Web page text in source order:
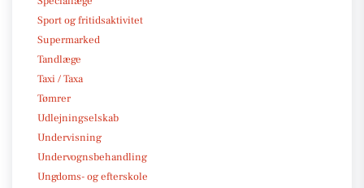
Sport og fritidsaktivitet
Supermarked
Tandlæge
Taxi / Taxa
Tømrer
Udlejningselskab
Undervisning
Undervognsbehandling
Ungdoms- og efterskole